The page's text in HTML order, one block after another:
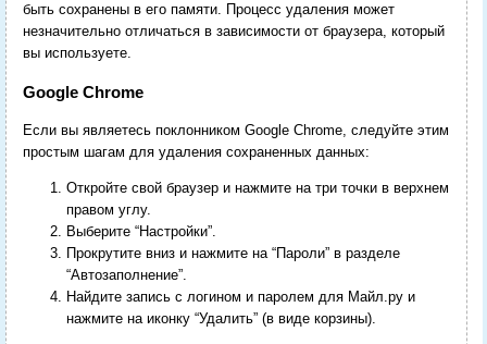
быть сохранены в его памяти. Процесс удаления может
незначительно отличаться в зависимости от браузера, который
вы используете.
Google Chrome
Если вы являетесь поклонником Google Chrome, следуйте этим
простым шагам для удаления сохраненных данных:
Откройте свой браузер и нажмите на три точки в верхнем
правом углу.
Выберите “Настройки”.
Прокрутите вниз и нажмите на “Пароли” в разделе
“Автозаполнение”.
Найдите запись с логином и паролем для Майл.ру и
нажмите на иконку “Удалить” (в виде корзины).